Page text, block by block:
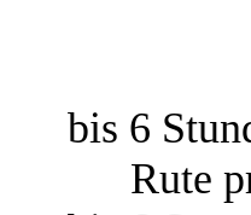
bis 6
Rute